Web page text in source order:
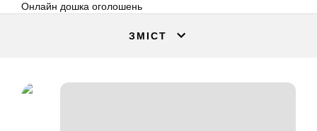
Онлайн дошка оголошень
ЗМІСТ